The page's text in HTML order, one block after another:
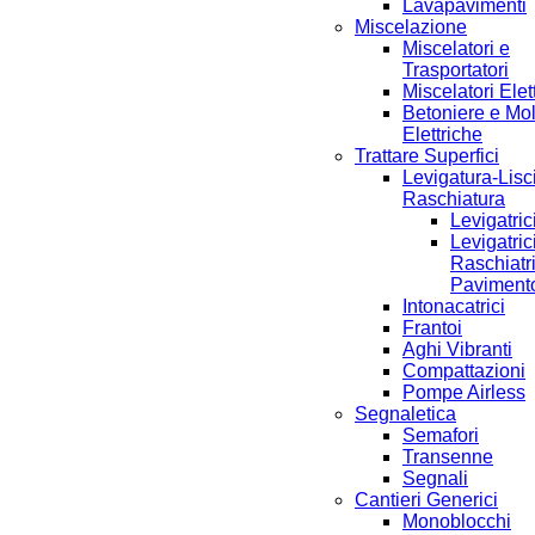
Lavapavimenti
Miscelazione
Miscelatori e
Trasportatori
Miscelatori
Betoniere e
Elettriche
Trattare Superfici
Levigatura-
Raschiatura
Intonacatrici
Frantoi
Aghi Vibranti
Compattazioni
Pompe Airless
Segnaletica
Semafori
Transenne
Segnali
Cantieri Generici
Monoblocchi